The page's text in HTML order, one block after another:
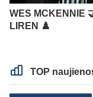
WES MCKENNIE
LIREN ♟️
TOP